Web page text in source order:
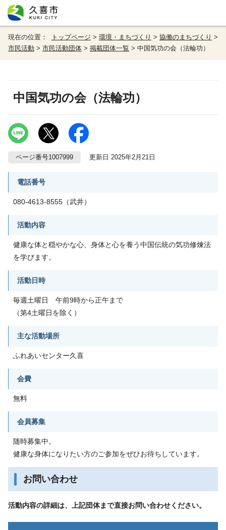
現在の位置： トップページ > 環境・まちづくり > 協働のまちづくり >
市民活動 > 市民活動団体 > 掲載団体一覧 > 中国気功の会（法輪功）
中国気功の会（法輪功）
ページ番号1007999 更新日 2025年2月21日
電話番号
080-4613-8555（武井）
活動内容
健康な体と穏やかな心、身体と心を養う中国伝統の気功修煉法
を学びます。
活動日時
毎週土曜日 午前9時から正午まで
（第4土曜日を除く）
主な活動場所
ふれあいセンター久喜
会費
無料
会員募集
随時募集中。
健康な身体になりたい方のご参加をぜひお待ちしています。
お問い合わせ
活動内容の詳細は、上記団体まで直接お問い合わせください。